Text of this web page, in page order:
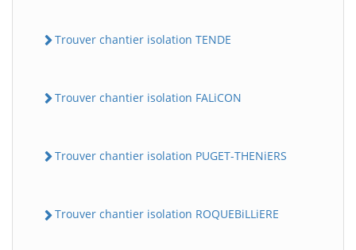
Trouver chantier isolation TENDE
Trouver chantier isolation FALiCON
Trouver chantier isolation PUGET-THENiERS
Trouver chantier isolation ROQUEBiLLiERE